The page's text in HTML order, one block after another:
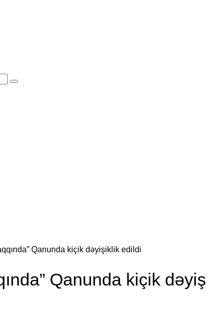
Qanunda kiçik dəyişiklik edildi
Qanunda kiçik